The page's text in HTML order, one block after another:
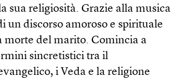
sua religiosità. Grazie alla musica
un discorso amoroso e spirituale
morte del marito. Comincia a
sincretistici tra il
i Veda e la religione